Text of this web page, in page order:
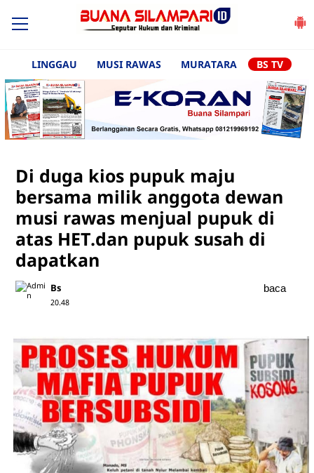
LINGGAU MUSI RAWAS MURATARA BS TV
Di duga kios pupuk maju
bersama milik anggota dewan
musi rawas menjual pupuk di
atas HET.dan pupuk susah di
dapatkan
Bs
20.48
baca